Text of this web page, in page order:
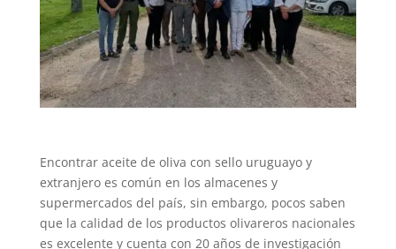
Encontrar aceite de oliva con sello uruguayo y
extranjero es común en los almacenes y
supermercados del país, sin embargo, pocos saben
que la calidad de los productos olivareros nacionales
es excelente y cuenta con 20 años de investigación